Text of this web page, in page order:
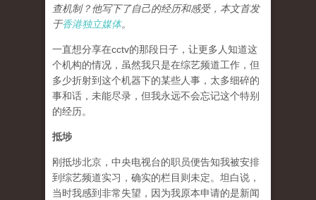
查机制？他写下了自己的经历和感受，本文首发
于香港独立媒体。
一直想分享在cctv的那段日子，让更多人知道这
个机构的情况，虽然我只是在综艺频道工作，但
多少折射到这个机器下的某些人事，太多细碎的
事和话，未能尽录，但我永远不会忘记这个特别
的经历。
抵埗
刚抵埗北京，中央电视台的职员便告知我被安排
到综艺频道实习，确实的栏目则未定。坦白说，
当时我感到非常失望，因为我原本申请的是新闻